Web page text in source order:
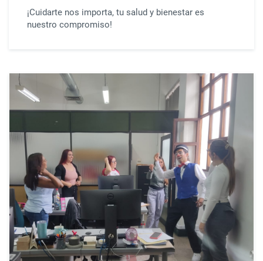
¡Cuidarte nos importa, tu salud y bienestar es
nuestro compromiso!